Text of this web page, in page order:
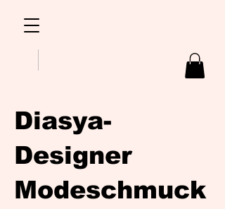
Diasya-
Designer
Modeschmuck